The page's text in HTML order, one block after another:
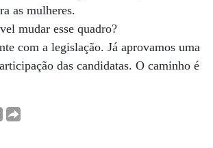
as mulheres.
mudar esse quadro?
com a legislação. Já aprovamos uma
das candidatas. O caminho é